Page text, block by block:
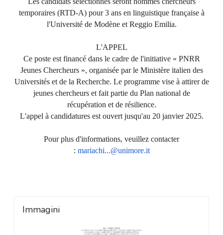
temporaires (RTD-A) pour 3 ans en linguistique française à
l'Université de Modène et Reggio Emilia.
L'APPEL
Ce poste est financé dans le cadre de l'initiative « PNRR
Jeunes Chercheurs », organisée par le Ministère italien des
Universités et de la Recherche. Le programme vise à attirer de
jeunes chercheurs et fait partie du Plan national de
récupération et de résilience.
L'appel à candidatures est ouvert jusqu'au 20 janvier 2025.
Pour plus d'informations, veuillez contacter
: mariachi...@unimore.it
Immagini